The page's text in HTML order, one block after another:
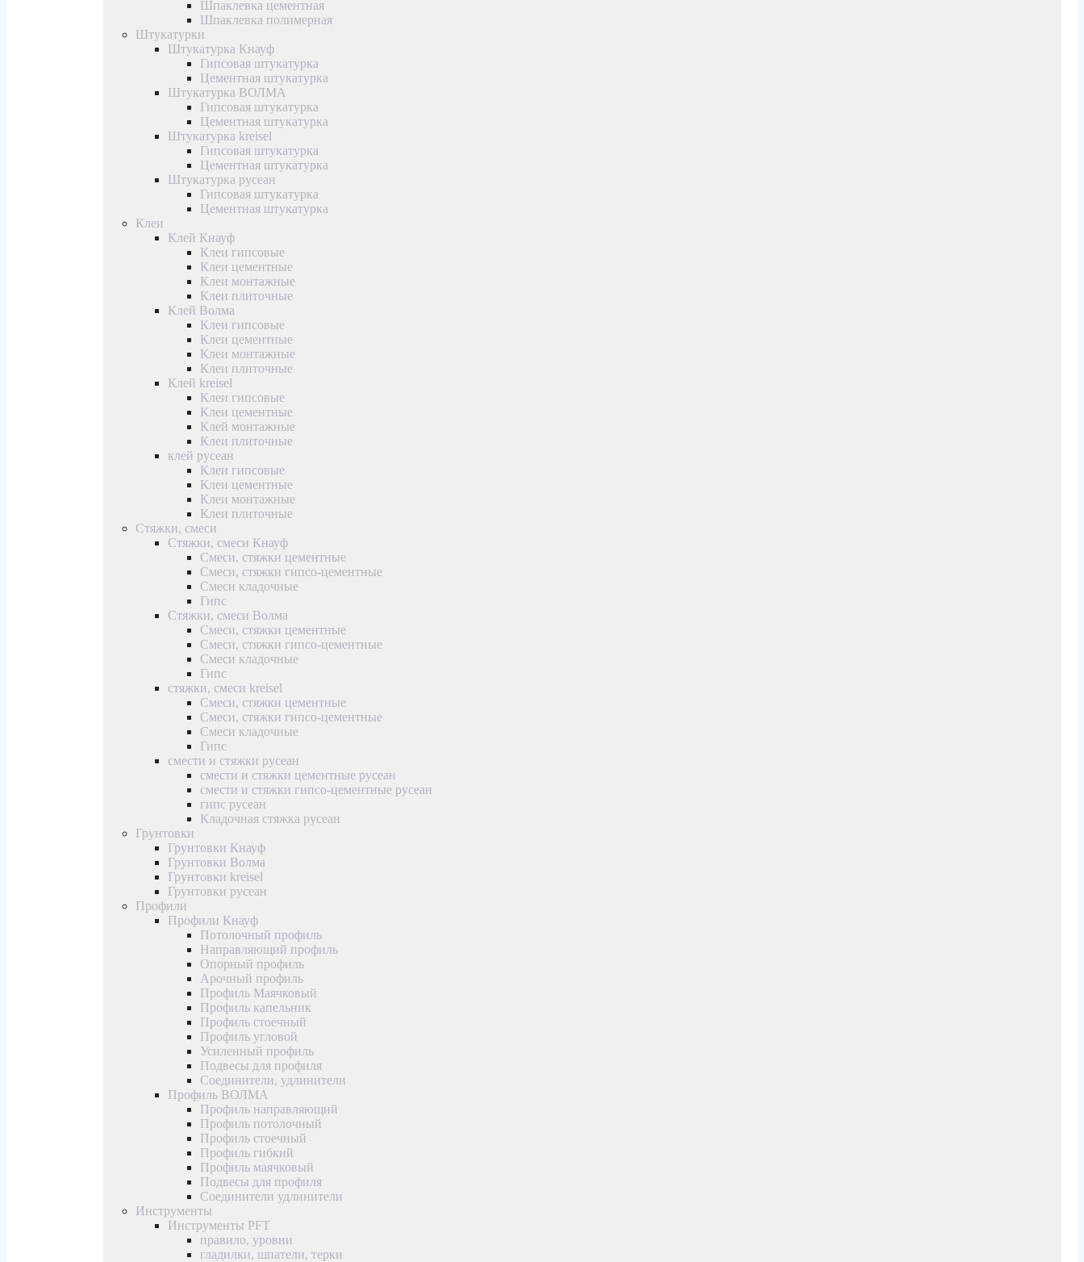
Шпаклевка цементная
Шпаклевка полимерная
Штукатурки
Штукатурка Кнауф
Гипсовая штукатурка
Цементная штукатурка
Штукатурка ВОЛМА
Гипсовая штукатурка
Цементная штукатурка
Штукатурка kreisel
Гипсовая штукатурка
Цементная штукатурка
Штукатурка русеан
Гипсовая штукатурка
Цементная штукатурка
Клеи
Клей Кнауф
Клеи гипсовые
Клеи цементные
Клеи монтажные
Клеи плиточные
Клей Волма
Клеи гипсовые
Клеи цементные
Клеи монтажные
Клеи плиточные
Клей kreisel
Клеи гипсовые
Клеи цементные
Клей монтажные
Клеи плиточные
клей русеан
Клеи гипсовые
Клеи цементные
Клеи монтажные
Клеи плиточные
Стяжки, смеси
Стяжки, смеси Кнауф
Смеси, стяжки цементные
Смеси, стяжки гипсо-цементные
Смеси кладочные
Гипс
Стяжки, смеси Волма
Смеси, стяжки цементные
Смеси, стяжки гипсо-цементные
Смеси кладочные
Гипс
стяжки, смеси kreisel
Смеси, стяжки цементные
Смеси, стяжки гипсо-цементные
Смеси кладочные
Гипс
смести и стяжки русеан
смести и стяжки цементные русеан
смести и стяжки гипсо-цементные русеан
гипс русеан
Кладочная стяжка русеан
Грунтовки
Грунтовки Кнауф
Грунтовки Волма
Грунтовки kreisel
Грунтовки русеан
Профили
Профили Кнауф
Потолочный профиль
Направляющий профиль
Опорный профиль
Арочный профиль
Профиль Маячковый
Профиль капельник
Профиль стоечный
Профиль угловой
Усиленный профиль
Подвесы для профиля
Соединители, удлинители
Профиль ВОЛМА
Профиль направляющий
Профиль потолочный
Профиль стоечный
Профиль гибкий
Профиль маячковый
Подвесы для профиля
Соединители удлинители
Инструменты
Инструменты PFT
правило, уровни
гладилки, шпатели, терки